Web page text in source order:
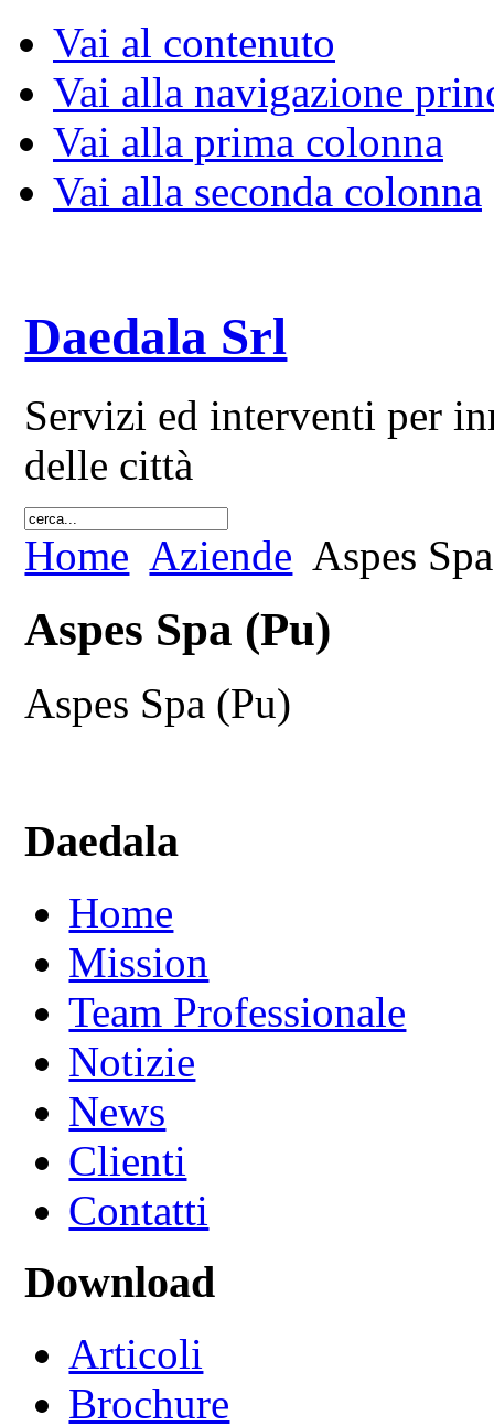
Vai al contenuto
Vai alla navigazione
Vai alla prima colonna
Vai alla seconda colonna
Daedala Srl
Servizi ed interventi per
delle città
Home Aziende Aspes
Aspes Spa (Pu)
Aspes Spa (Pu)
Daedala
Home
Mission
Team Professionale
Notizie
News
Clienti
Contatti
Download
Articoli
Brochure